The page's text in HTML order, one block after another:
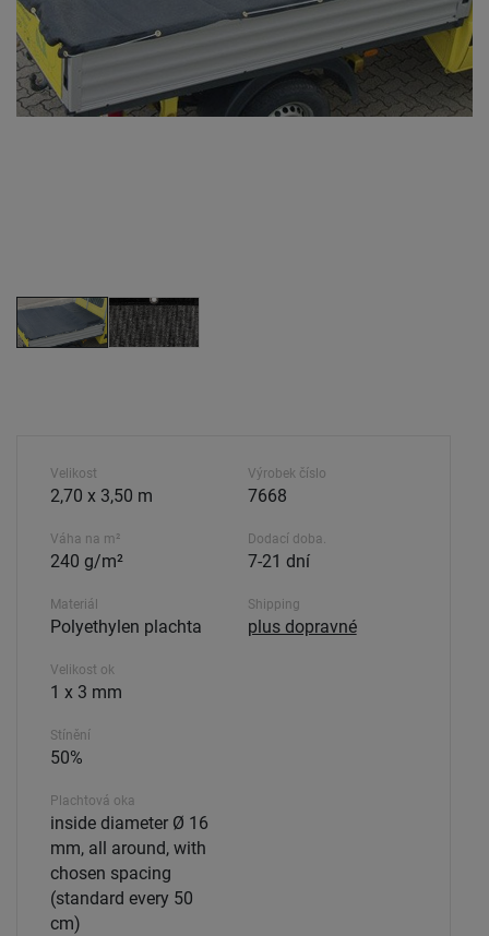
Velikost
2,70 x 3,50 m
Váha na m²
240 g/m²
Materiál
Polyethylen plachta
Velikost ok
1 x 3 mm
Stínění
50%
Plachtová oka
inside diameter Ø 16
mm, all around, with
chosen spacing
(standard every 50
cm)
Výrobek číslo
7668
Dodací doba.
7-21 dní
Shipping
plus dopravné